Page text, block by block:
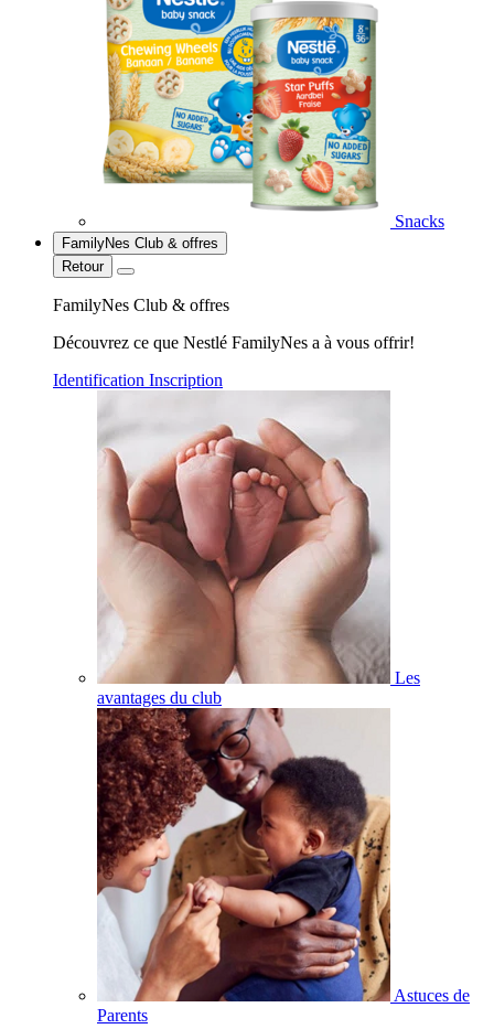
Snacks
FamilyNes Club & offres
Retour
FamilyNes Club & offres
Découvrez ce que Nestlé FamilyNes a à vous offrir!
Identification Inscription
Les
avantages du club
Astuces de
Parents